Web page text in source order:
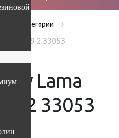
Без категории ›
1039 2 33053
Lama
2 33053